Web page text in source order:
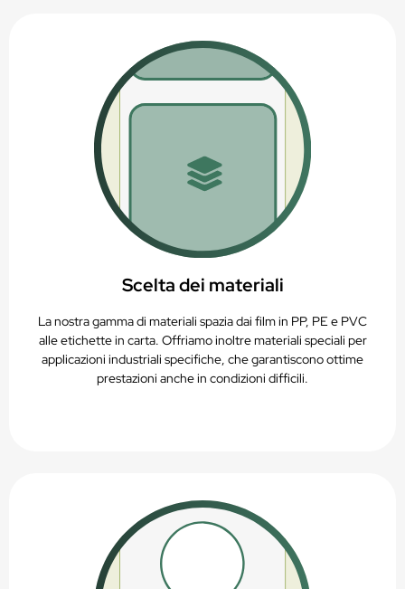
Scelta dei materiali
La nostra gamma di materiali spazia dai film in PP, PE e PVC
alle etichette in carta. Offriamo inoltre materiali speciali per
applicazioni industriali specifiche, che garantiscono ottime
prestazioni anche in condizioni difficili.